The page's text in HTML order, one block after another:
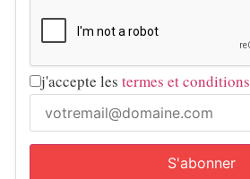
j'accepte les termes et conditions